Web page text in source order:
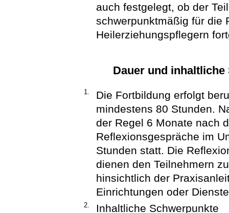
auch festgelegt, ob der
schwerpunktmäßig für die
Heilerziehungspflegern
Dauer und
1.
Die Fortbildung erfolgt
mindestens 80 Stunden.
der Regel 6 Monate nach
Reflexionsgespräche im
Stunden statt. Die
dienen den Teilnehmern
hinsichtlich der
Einrichtungen oder
2. Inhaltliche Schwerpunkte